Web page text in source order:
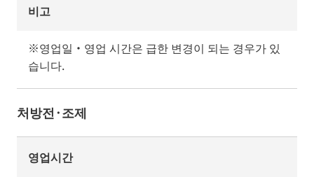
비고
※영업일・영업 시간은 급한 변경이 되는 경우가 있
습니다.
처방전·조제
영업시간